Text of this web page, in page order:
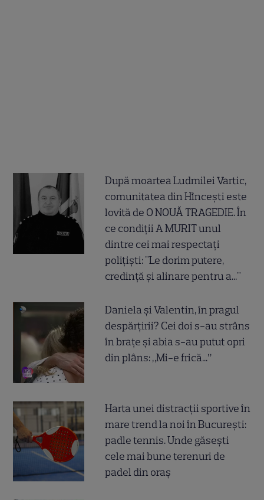
După moartea Ludmilei Vartic,
comunitatea din Hîncești este
lovită de O NOUĂ TRAGEDIE. În
ce condiții A MURIT unul
dintre cei mai respectați
polițiști: "Le dorim putere,
credință și alinare pentru a..."
Daniela și Valentin, în pragul
despărțirii? Cei doi s-au strâns
în brațe și abia s-au putut opri
din plâns: „Mi-e frică...”
Harta unei distracții sportive în
mare trend la noi în București:
padle tennis. Unde găsești
cele mai bune terenuri de
padel din oraș